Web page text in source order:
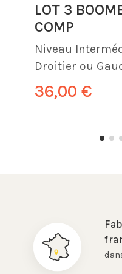
LOT 3
COMP
Niveau
Droitier ou
36,00 €